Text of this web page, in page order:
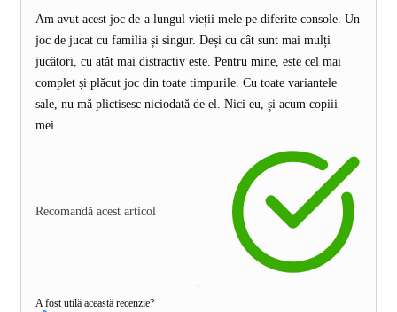
Am avut acest joc de-a lungul vieții mele pe diferite console. Un
joc de jucat cu familia și singur. Deși cu cât sunt mai mulți
jucători, cu atât mai distractiv este. Pentru mine, este cel mai
complet și plăcut joc din toate timpurile. Cu toate variantele
sale, nu mă plictisesc niciodată de el. Nici eu, și acum copiii
mei.
Recomandă acest articol
A fost utilă această recenzie?